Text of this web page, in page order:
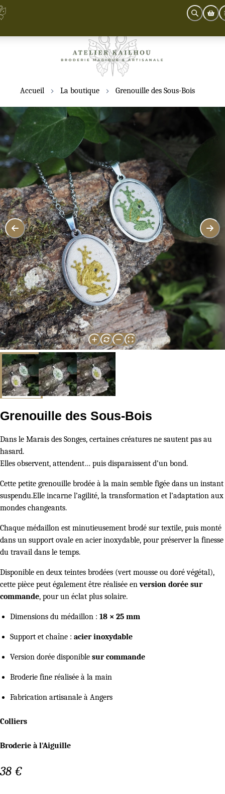
Accueil La boutique Grenouille des Sous-Bois
Grenouille des Sous-Bois
Dans le Marais des Songes, certaines créatures ne sautent pas au
hasard.
Elles observent, attendent… puis disparaissent d’un bond.
Cette petite grenouille brodée à la main semble figée dans un instant
suspendu.Elle incarne l’agilité, la transformation et l’adaptation aux
mondes changeants.
Chaque médaillon est minutieusement brodé sur textile, puis monté
dans un support ovale en acier inoxydable, pour préserver la finesse
du travail dans le temps.
Disponible en deux teintes brodées (vert mousse ou doré végétal),
cette pièce peut également être réalisée enversion dorée sur
commande, pour un éclat plus solaire.
Dimensions du médaillon : 18 × 25 mm
Support et chaîne : acier inoxydable
Version dorée disponible sur commande
Broderie fine réalisée à la main
Fabrication artisanale à Angers
Colliers
Broderie à l'Aiguille
38 €